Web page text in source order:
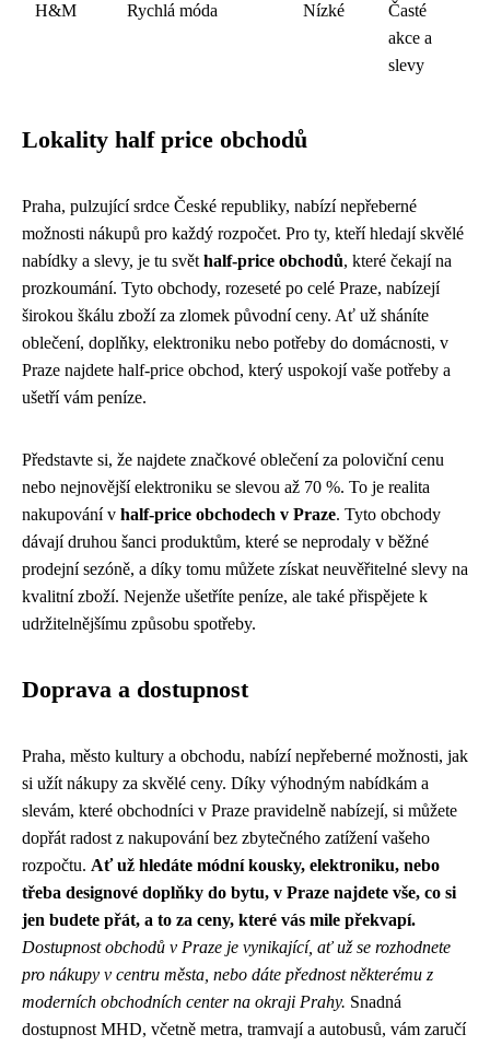
H&M Rychlá móda Nízké
Časté
akce a
slevy
Lokality half price obchodů
Praha, pulzující srdce České republiky, nabízí nepřeberné
možnosti nákupů pro každý rozpočet. Pro ty, kteří hledají skvělé
nabídky a slevy, je tu svět half-price obchodů, které čekají na
prozkoumání. Tyto obchody, rozeseté po celé Praze, nabízejí
širokou škálu zboží za zlomek původní ceny. Ať už sháníte
oblečení, doplňky, elektroniku nebo potřeby do domácnosti, v
Praze najdete half-price obchod, který uspokojí vaše potřeby a
ušetří vám peníze.
Představte si, že najdete značkové oblečení za poloviční cenu
nebo nejnovější elektroniku se slevou až 70 %. To je realita
nakupování v half-price obchodech v Praze. Tyto obchody
dávají druhou šanci produktům, které se neprodaly v běžné
prodejní sezóně, a díky tomu můžete získat neuvěřitelné slevy na
kvalitní zboží. Nejenže ušetříte peníze, ale také přispějete k
udržitelnějšímu způsobu spotřeby.
Doprava a dostupnost
Praha, město kultury a obchodu, nabízí nepřeberné možnosti, jak
si užít nákupy za skvělé ceny. Díky výhodným nabídkám a
slevám, které obchodníci v Praze pravidelně nabízejí, si můžete
dopřát radost z nakupování bez zbytečného zatížení vašeho
rozpočtu. Ať už hledáte módní kousky, elektroniku, nebo
třeba designové doplňky do bytu, v Praze najdete vše, co si
jen budete přát, a to za ceny, které vás mile překvapí.
Dostupnost obchodů v Praze je vynikající, ať už se rozhodnete
pro nákupy v centru města, nebo dáte přednost některému z
moderních obchodních center na okraji Prahy. Snadná
dostupnost MHD, včetně metra, tramvají a autobusů, vám zaručí